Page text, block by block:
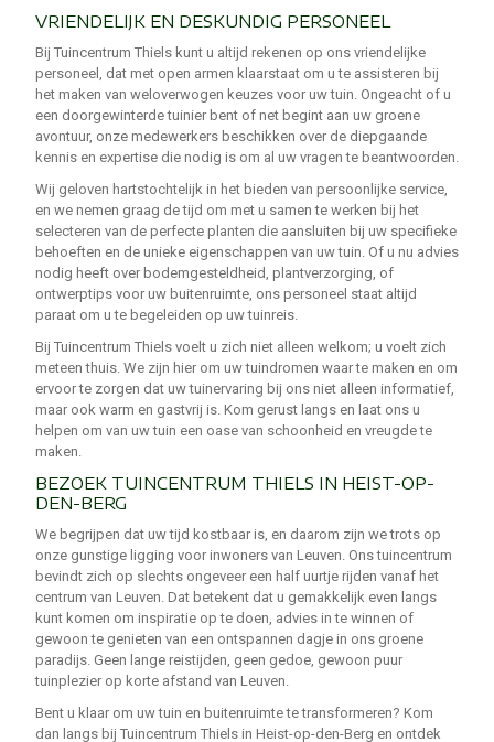
VRIENDELIJK EN DESKUNDIG PERSONEEL
Bij Tuincentrum Thiels kunt u altijd rekenen op ons vriendelijke
personeel, dat met open armen klaarstaat om u te assisteren bij
het maken van weloverwogen keuzes voor uw tuin. Ongeacht of u
een doorgewinterde tuinier bent of net begint aan uw groene
avontuur, onze medewerkers beschikken over de diepgaande
kennis en expertise die nodig is om al uw vragen te beantwoorden.
Wij geloven hartstochtelijk in het bieden van persoonlijke service,
en we nemen graag de tijd om met u samen te werken bij het
selecteren van de perfecte planten die aansluiten bij uw specifieke
behoeften en de unieke eigenschappen van uw tuin. Of u nu advies
nodig heeft over bodemgesteldheid, plantverzorging, of
ontwerptips voor uw buitenruimte, ons personeel staat altijd
paraat om u te begeleiden op uw tuinreis.
Bij Tuincentrum Thiels voelt u zich niet alleen welkom; u voelt zich
meteen thuis. We zijn hier om uw tuindromen waar te maken en om
ervoor te zorgen dat uw tuinervaring bij ons niet alleen informatief,
maar ook warm en gastvrij is. Kom gerust langs en laat ons u
helpen om van uw tuin een oase van schoonheid en vreugde te
maken.
BEZOEK TUINCENTRUM THIELS IN HEIST-OP-
DEN-BERG
We begrijpen dat uw tijd kostbaar is, en daarom zijn we trots op
onze gunstige ligging voor inwoners van Leuven. Ons tuincentrum
bevindt zich op slechts ongeveer een half uurtje rijden vanaf het
centrum van Leuven. Dat betekent dat u gemakkelijk even langs
kunt komen om inspiratie op te doen, advies in te winnen of
gewoon te genieten van een ontspannen dagje in ons groene
paradijs. Geen lange reistijden, geen gedoe, gewoon puur
tuinplezier op korte afstand van Leuven.
Bent u klaar om uw tuin en buitenruimte te transformeren? Kom
dan langs bij Tuincentrum Thiels in Heist-op-den-Berg en ontdek